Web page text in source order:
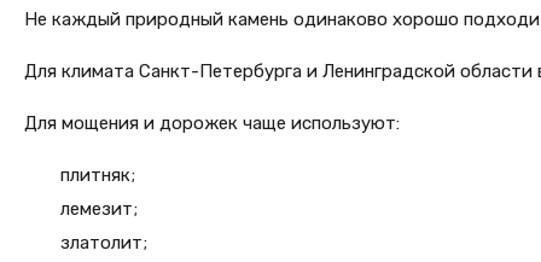
Не каждый природный камень одинаково хорошо
Для климата Санкт-Петербурга и Ленинградской
Для мощения и дорожек чаще используют:
плитняк;
лемезит;
златолит;